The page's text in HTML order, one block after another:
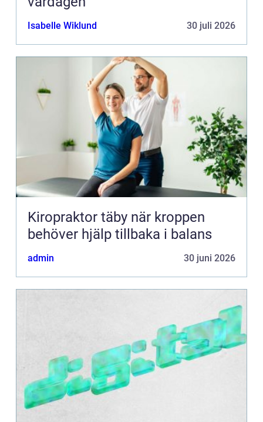
Isabelle Wiklund 30 juli 2026
Kiropraktor täby när kroppen
behöver hjälp tillbaka i balans
admin 30 juni 2026